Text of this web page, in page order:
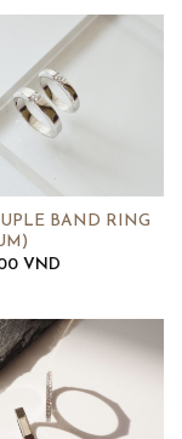
BAND RING
VND